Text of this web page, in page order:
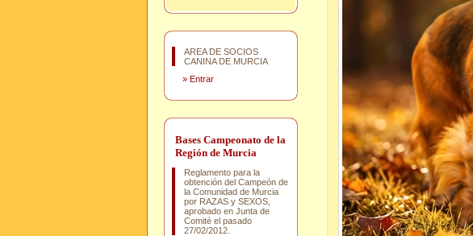
AREA DE SOCIOS
CANINA DE MURCIA
» Entrar
Bases Campeonato de la
Región de Murcia
Reglamento para la
obtención del Campeón de
la Comunidad de Murcia
por RAZAS y SEXOS,
aprobado en Junta de
Comité el pasado
27/02/2012.